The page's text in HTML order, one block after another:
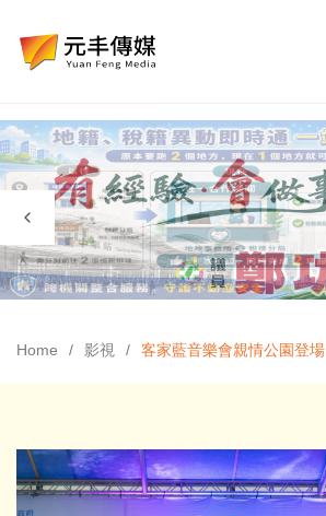
Home 影視 客家藍音樂會親情公園登場